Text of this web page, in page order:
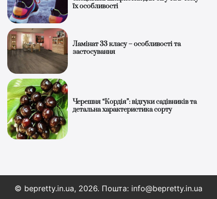
їх особливості
Ламінат 33 класу – особливості та
застосування
Черешня “Кордія”: відгуки садівників та
детальна характеристика сорту
© bepretty.in.ua, 2026. Пошта: info@bepretty.in.ua